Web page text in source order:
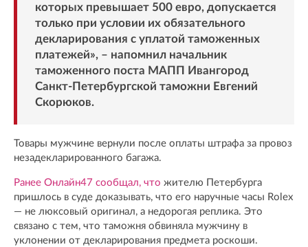
которых превышает 500 евро, допускается
только при условии их обязательного
декларирования с уплатой таможенных
платежей», – напомнил начальник
таможенного поста МАПП Ивангород
Санкт-Петербургской таможни Евгений
Скорюков.
Товары мужчине вернули после оплаты штрафа за провоз
незадекларированного багажа.
Ранее Онлайн47 сообщал, что жителю Петербурга
пришлось в суде доказывать, что его наручные часы Rolex
— не люксовый оригинал, а недорогая реплика. Это
связано с тем, что таможня обвиняла мужчину в
уклонении от декларирования предмета роскоши.